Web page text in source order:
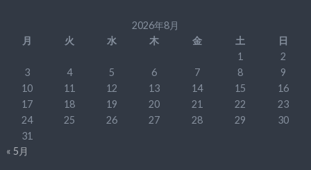
2026年8月
月
火 水 木 金 土
日
1
2
3
4 5 6 7 8
9
10
11 12 13 14 15
16
17
18 19 20 21 22
23
24
25 26 27 28 29
30
31
« 5月